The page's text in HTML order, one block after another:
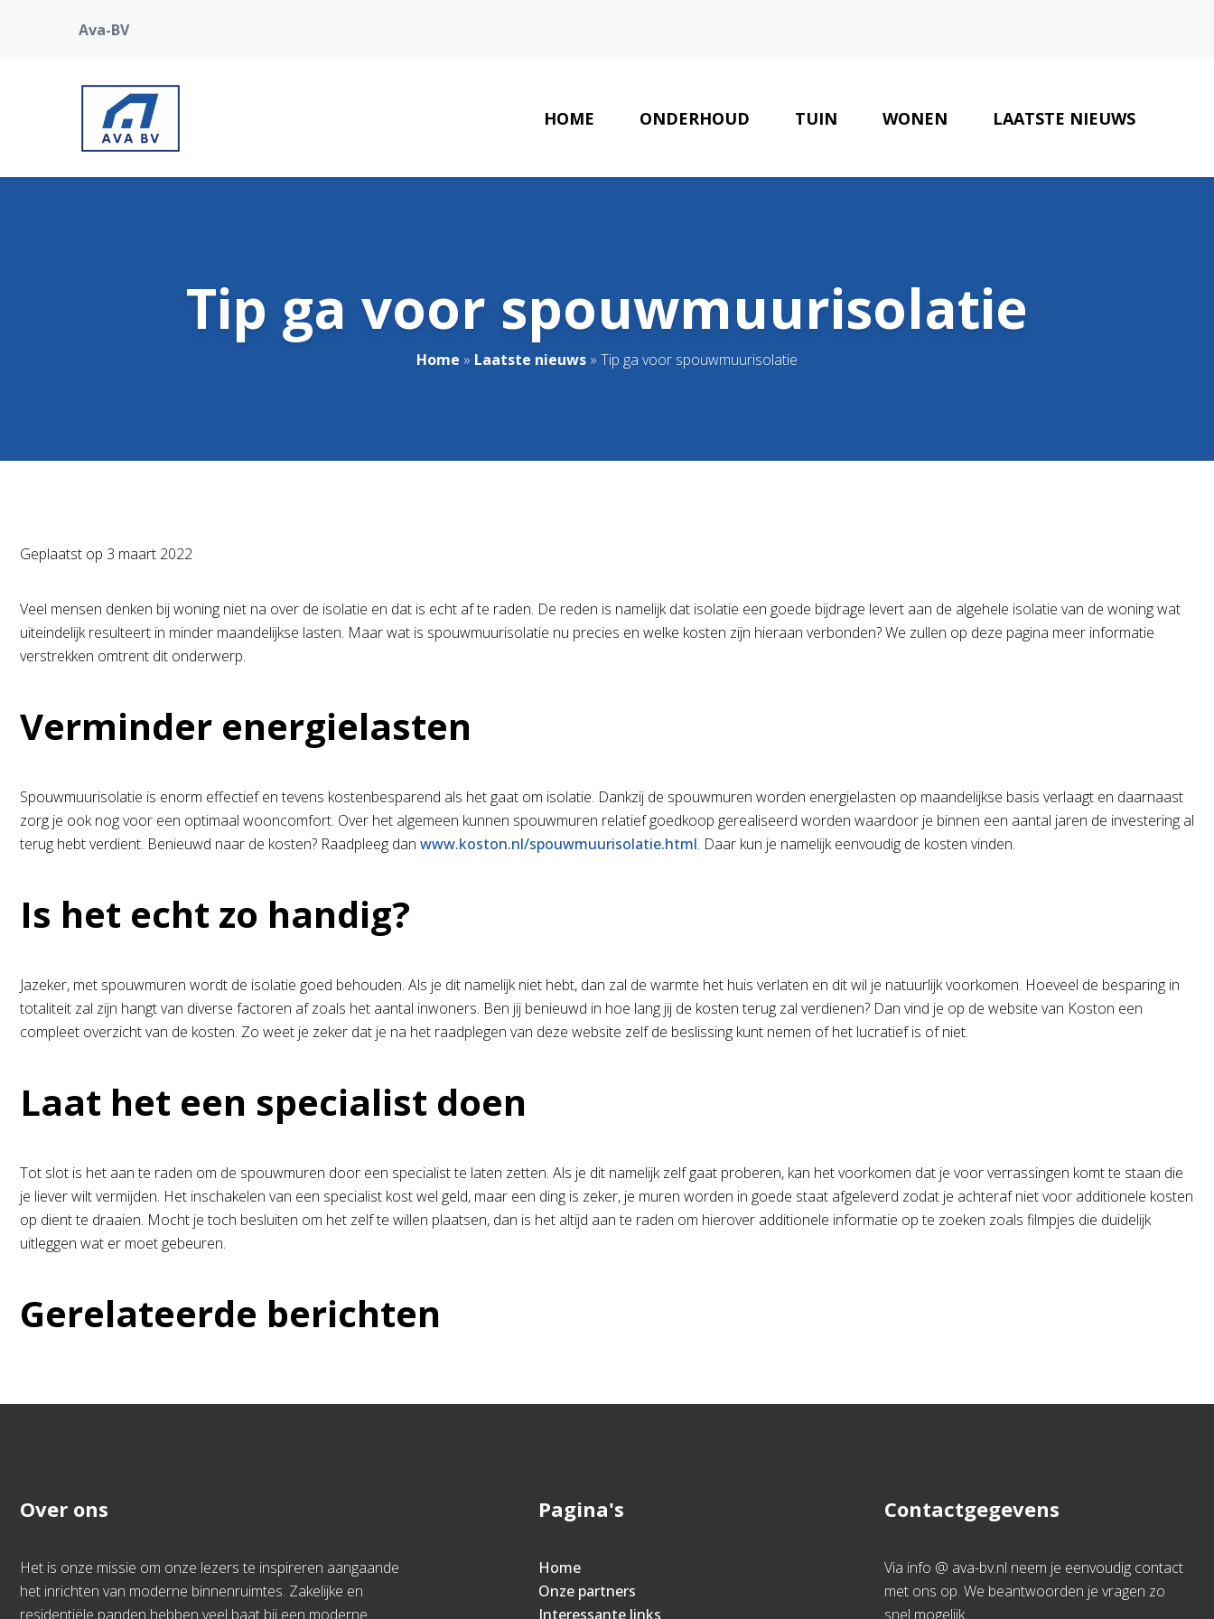
Ava-BV
HOME ONDERHOUD TUIN WONEN LAATSTE NIEUWS
Tip ga voor spouwmuurisolatie
Home » Laatste nieuws » Tip ga voor spouwmuurisolatie
Geplaatst op 3 maart 2022
Veel mensen denken bij woning niet na over de isolatie en dat is echt af te raden. De reden is namelijk dat isolatie een goede bijdrage levert aan de algehele isolatie van de woning wat
uiteindelijk resulteert in minder maandelijkse lasten. Maar wat is spouwmuurisolatie nu precies en welke kosten zijn hieraan verbonden? We zullen op deze pagina meer informatie
verstrekken omtrent dit onderwerp.
Verminder energielasten
Spouwmuurisolatie is enorm effectief en tevens kostenbesparend als het gaat om isolatie. Dankzij de spouwmuren worden energielasten op maandelijkse basis verlaagt en daarnaast
zorg je ook nog voor een optimaal wooncomfort. Over het algemeen kunnen spouwmuren relatief goedkoop gerealiseerd worden waardoor je binnen een aantal jaren de investering al
terug hebt verdient. Benieuwd naar de kosten? Raadpleeg dan www.koston.nl/spouwmuurisolatie.html. Daar kun je namelijk eenvoudig de kosten vinden.
Is het echt zo handig?
Jazeker, met spouwmuren wordt de isolatie goed behouden. Als je dit namelijk niet hebt, dan zal de warmte het huis verlaten en dit wil je natuurlijk voorkomen. Hoeveel de besparing in
totaliteit zal zijn hangt van diverse factoren af zoals het aantal inwoners. Ben jij benieuwd in hoe lang jij de kosten terug zal verdienen? Dan vind je op de website van Koston een
compleet overzicht van de kosten. Zo weet je zeker dat je na het raadplegen van deze website zelf de beslissing kunt nemen of het lucratief is of niet.
Laat het een specialist doen
Tot slot is het aan te raden om de spouwmuren door een specialist te laten zetten. Als je dit namelijk zelf gaat proberen, kan het voorkomen dat je voor verrassingen komt te staan die
je liever wilt vermijden. Het inschakelen van een specialist kost wel geld, maar een ding is zeker, je muren worden in goede staat afgeleverd zodat je achteraf niet voor additionele kosten
op dient te draaien. Mocht je toch besluiten om het zelf te willen plaatsen, dan is het altijd aan te raden om hierover additionele informatie op te zoeken zoals filmpjes die duidelijk
uitleggen wat er moet gebeuren.
Gerelateerde berichten
Over ons
Het is onze missie om onze lezers te inspireren aangaande
het inrichten van moderne binnenruimtes. Zakelijke en
residentiële panden hebben veel baat bij een moderne
Pagina's
Home
Onze partners
Interessante links
Contactgegevens
Via info @ ava-bv.nl neem je eenvoudig contact
met ons op. We beantwoorden je vragen zo
snel mogelijk.